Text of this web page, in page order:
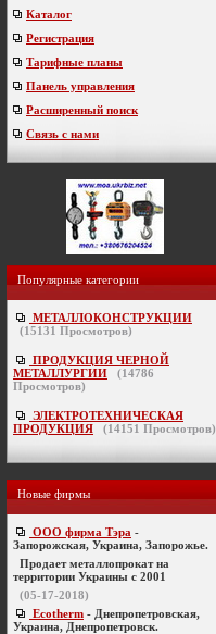
Каталог
Регистрация
Тарифные планы
Панель управления
Расширенный поиск
Связь с нами
Популярные категории
МЕТАЛЛОКОНСТРУКЦИИ
(15131 Просмотров)
ПРОДУКЦИЯ ЧЕРНОЙ
МЕТАЛЛУРГИИ
(14786
Просмотров)
ЭЛЕКТРОТЕХНИЧЕСКАЯ
ПРОДУКЦИЯ
(14151 Просмотров)
Новые фирмы
ООО фирма Тэра -
Запорожская, Украина, Запорожье.
Продает металлопрокат на
территории Украины с 2001
(05-17-2018)
Ecotherm - Днепропетровская,
Украина, Днепропетровск.